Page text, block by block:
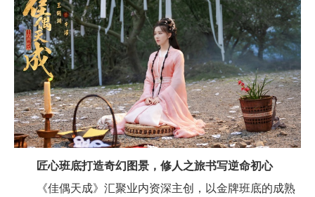
匠心班底打造奇幻图景，修人之旅书写逆命初心
《佳偶天成》汇聚业内资深主创，以金牌班底的成熟